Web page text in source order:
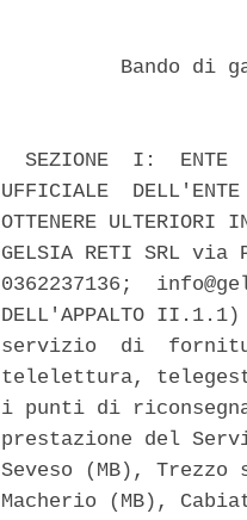
Bando di
SEZIONE  I:  ENTE
UFFICIALE
OTTENERE ULTERIORI
GELSIA RETI SRL
0362237136;
DELL'APPALTO
servizio  di
telelettura,
i punti di
prestazione del
Seveso (MB),
Macherio (MB),